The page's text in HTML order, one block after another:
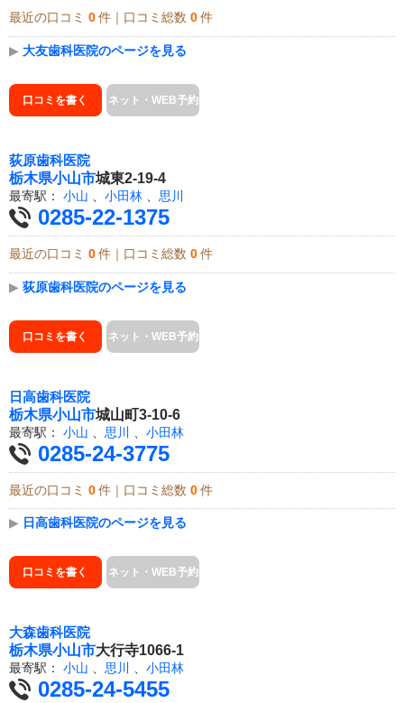
最近の口コミ 0 件｜口コミ総数 0 件
▶ 大友歯科医院のページを見る
口コミを書く ネット・WEB予約
荻原歯科医院
栃木県小山市城東2-19-4
最寄駅： 小山 小田林 思川
0285-22-1375
最近の口コミ 0 件｜口コミ総数 0 件
▶ 荻原歯科医院のページを見る
口コミを書く ネット・WEB予約
日高歯科医院
栃木県小山市城山町3-10-6
最寄駅： 小山 思川 小田林
0285-24-3775
最近の口コミ 0 件｜口コミ総数 0 件
▶ 日高歯科医院のページを見る
口コミを書く ネット・WEB予約
大森歯科医院
栃木県小山市大行寺1066-1
最寄駅： 小山 、 思川 、 小田林
0285-24-5455